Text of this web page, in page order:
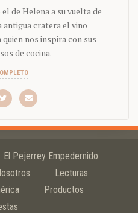
de Helena a su vuelta de
cratera el vino
quien nos inspira con sus
de cocina.
El Pejerrey Empedernido
Lecturas
Productos